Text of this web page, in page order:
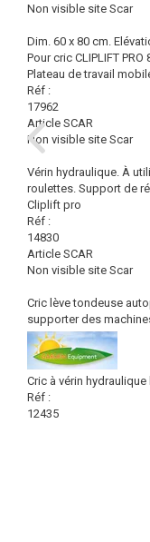
Non visible site Scar
Dim. 60 x 80 cm.
Pour cric CLIPLIFT PRO
Plateau de travail
Réf :
17962
Article SCAR
Non visible site Scar
Vérin hydraulique. À
roulettes. Support de
Cliplift pro
Réf :
14830
Article SCAR
Non visible site Scar
Cric lève tondeuse
supporter des
Cric à vérin
Réf :
12435